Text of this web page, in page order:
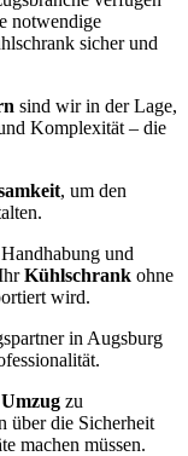
notwendige
sicher und
sind wir in der Lage,
Komplexität – die
, um den
und
Kühlschrank ohne
wird.
in Augsburg
zu
über die Sicherheit
machen müssen.